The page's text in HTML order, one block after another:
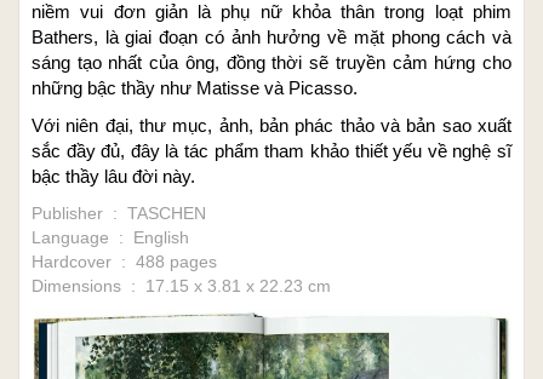
niềm vui đơn giản là phụ nữ khỏa thân trong loạt phim
Bathers, là giai đoạn có ảnh hưởng về mặt phong cách và
sáng tạo nhất của ông, đồng thời sẽ truyền cảm hứng cho
những bậc thầy như Matisse và Picasso.
Với niên đại, thư mục, ảnh, bản phác thảo và bản sao xuất
sắc đầy đủ, đây là tác phẩm tham khảo thiết yếu về nghệ sĩ
bậc thầy lâu đời này.
Publisher ‏ : ‎ TASCHEN
Language ‏ : ‎ English
Hardcover ‏ : ‎ 488 pages
Dimensions ‏ : ‎ 17.15 x 3.81 x 22.23 cm